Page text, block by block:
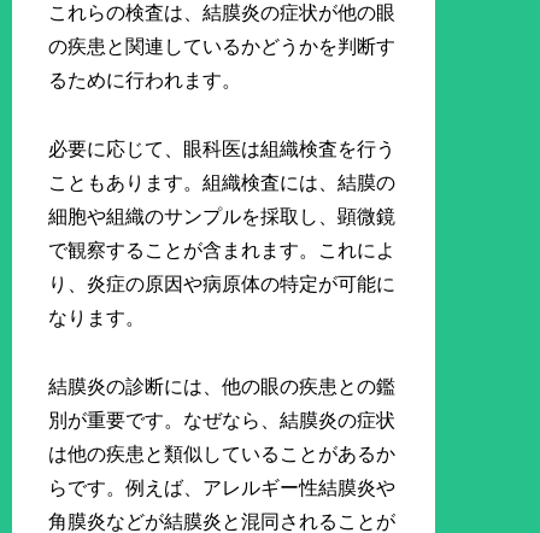
これらの検査は、結膜炎の症状が他の眼
の疾患と関連しているかどうかを判断す
るために行われます。
必要に応じて、眼科医は組織検査を行う
こともあります。組織検査には、結膜の
細胞や組織のサンプルを採取し、顕微鏡
で観察することが含まれます。これによ
り、炎症の原因や病原体の特定が可能に
なります。
結膜炎の診断には、他の眼の疾患との鑑
別が重要です。なぜなら、結膜炎の症状
は他の疾患と類似していることがあるか
らです。例えば、アレルギー性結膜炎や
角膜炎などが結膜炎と混同されることが